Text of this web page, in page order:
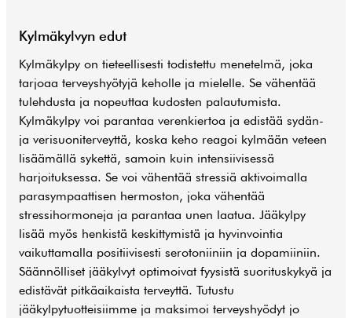
Kylmäkylvyn edut
Kylmäkylpy on tieteellisesti todistettu menetelmä, joka
tarjoaa terveyshyötyjä keholle ja mielelle. Se vähentää
tulehdusta ja nopeuttaa kudosten palautumista.
Kylmäkylpy voi parantaa verenkiertoa ja edistää sydän-
ja verisuoniterveyttä, koska keho reagoi kylmään veteen
lisäämällä sykettä, samoin kuin intensiivisessä
harjoituksessa. Se voi vähentää stressiä aktivoimalla
parasympaattisen hermoston, joka vähentää
stressihormoneja ja parantaa unen laatua. Jääkylpy
lisää myös henkistä keskittymistä ja hyvinvointia
vaikuttamalla positiivisesti serotoniiniin ja dopamiiniin.
Säännölliset jääkylvyt optimoivat fyysistä suorituskykyä ja
edistävät pitkäaikaista terveyttä. Tutustu
jääkylpytuotteisiimme ja maksimoi terveyshyödyt jo